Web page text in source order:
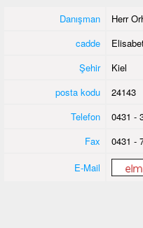
Danışman
Herr
cadde
Şehir
Kiel
posta kodu
24143
Telefon
0431 -
Fax
0431 -
E-Mail